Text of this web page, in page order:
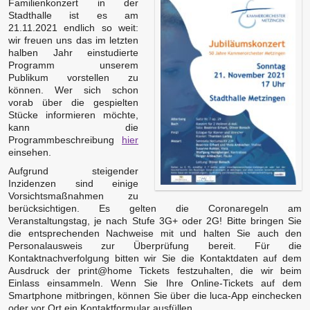
Familienkonzert in der
Stadthalle ist es am
21.11.2021 endlich so weit:
wir freuen uns das im letzten
halben Jahr einstudierte
Programm unserem
Publikum vorstellen zu
können. Wer sich schon
vorab über die gespielten
Stücke informieren möchte,
kann die
Programmbeschreibung hier
einsehen.
Aufgrund steigender
Inzidenzen sind einige
Vorsichtsmaßnahmen zu
berücksichtigen. Es gelten die Coronaregeln am
Veranstaltungstag, je nach Stufe 3G+ oder 2G! Bitte bringen Sie
die entsprechenden Nachweise mit und halten Sie auch den
Personalausweis zur Überprüfung bereit. Für die
Kontaktnachverfolgung bitten wir Sie die Kontaktdaten auf dem
Ausdruck der print@home Tickets festzuhalten, die wir beim
Einlass einsammeln. Wenn Sie Ihre Online-Tickets auf dem
Smartphone mitbringen, können Sie über die luca-App einchecken